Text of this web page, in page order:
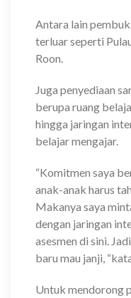
Antara lain
terluar seperti
Roon.
Juga penyediaan
berupa ruang
hingga jaringan
belajar mengajar.
“Komitmen saya
anak-anak harus
Makanya saya
dengan jaringan
asesmen di sini.
baru mau janji,
Untuk mendorong